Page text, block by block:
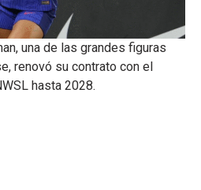
una de las grandes figuras
renovó su contrato con el
hasta 2028.